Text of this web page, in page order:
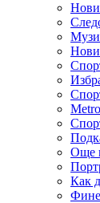
Нови
Още
Как